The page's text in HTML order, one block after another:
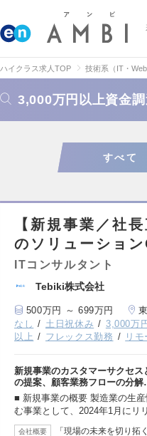
ハイクラス求人TOP 技術系（IT・Web
3,000万円以上資金
すべて
【新規事業／社
のソリューショ
ITコンサルタント
Tebiki株式会社
500万円 ～ 699万円
なし
土日祝休み 3,000万
以上
フレックス勤務 リ
新規事業のカスタマーサクセ
の提案、顧客業務フローの分
■ 新規事業の概要 製造業の生
む事業として、2024年1月にリ
会社概要
「現場の未来を切り